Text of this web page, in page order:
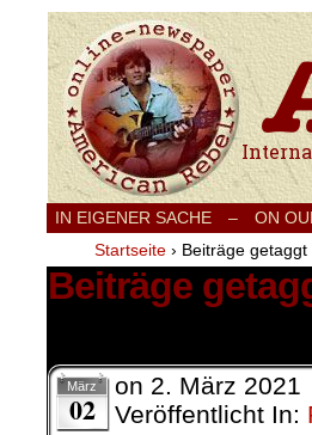
IN EIGENER SACHE – ON
Startseite › Beiträge
Beiträge
März
02
on 2. März 2021
Veröffentlicht In: